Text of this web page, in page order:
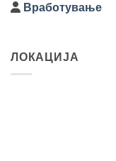
Вработување
ЛОКАЦИЈА